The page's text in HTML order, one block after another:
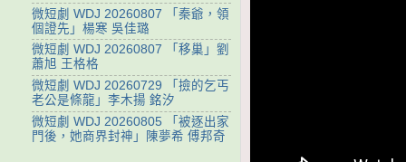
微短劇 WDJ 20260807 「秦爺，領
個證先」楊寒 吳佳璐
微短劇 WDJ 20260807 「移巢」劉
蕭旭 王格格
微短劇 WDJ 20260729 「撿的乞丐
老公是條龍」李木揚 銘汐
微短劇 WDJ 20260805 「被逐出家
門後，她商界封神」陳夢希 傅邦奇